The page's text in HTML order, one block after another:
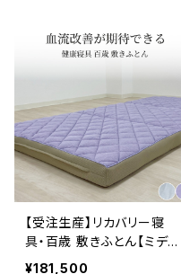
【受注生産】リカバリー寝
具・百歳 敷きふとん【ミディ
アム】 8×97×195cm プラ
¥181,500